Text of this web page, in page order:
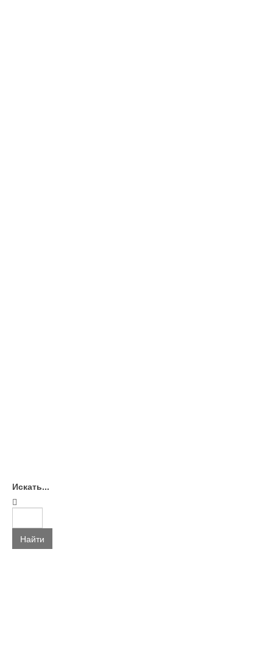
Искать...
Найти